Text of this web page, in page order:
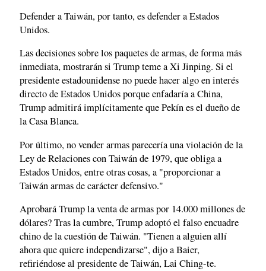
Defender a Taiwán, por tanto, es defender a Estados
Unidos.
Las decisiones sobre los paquetes de armas, de forma más
inmediata, mostrarán si Trump teme a Xi Jinping. Si el
presidente estadounidense no puede hacer algo en interés
directo de Estados Unidos porque enfadaría a China,
Trump admitirá implícitamente que Pekín es el dueño de
la Casa Blanca.
Por último, no vender armas parecería una violación de la
Ley de Relaciones con Taiwán de 1979, que obliga a
Estados Unidos, entre otras cosas, a "proporcionar a
Taiwán armas de carácter defensivo."
Aprobará Trump la venta de armas por 14.000 millones de
dólares? Tras la cumbre, Trump adoptó el falso encuadre
chino de la cuestión de Taiwán. "Tienen a alguien allí
ahora que quiere independizarse", dijo a Baier,
refiriéndose al presidente de Taiwán, Lai Ching-te.